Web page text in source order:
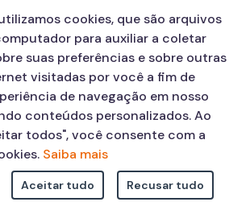
Prefeitura Municipal de São Paulo Viaduto do Cha,
15 - Centro - CEP: 01002-020
cookies, que são arquivos
para auxiliar a coletar
suas preferências e sobre outras
visitadas por você a fim de
de navegação em nosso
conteúdos personalizados. Ao
todos", você consente com a
Saiba mais
Aceitar tudo Recusar tudo